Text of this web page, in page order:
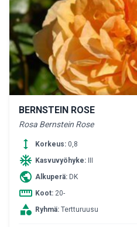
BERNSTEIN ROSE
Rosa Bernstein Rose
height Korkeus: 0,8
ac_unit Kasvuvyöhyke:
public Alkuperä: DK
straighten Koot: 20-
category Ryhmä: Tertturuusu